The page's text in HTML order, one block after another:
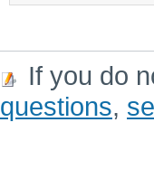
If you do
questions,